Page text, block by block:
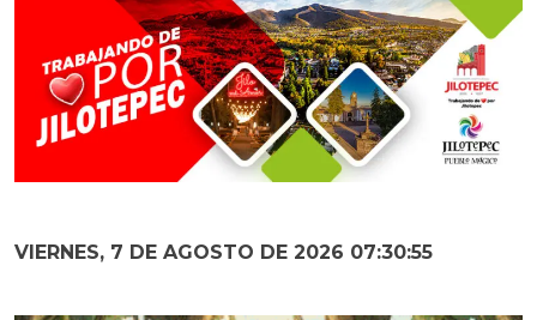
VIERNES, 7 DE AGOSTO DE 2026 07:30:57